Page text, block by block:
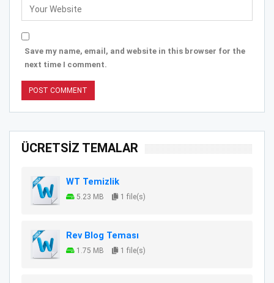
Save my name, email, and website in this browser for the
next time I comment.
ÜCRETSİZ TEMALAR
WT Temizlik
5.23 MB 1 file(s)
Rev Blog Teması
1.75 MB 1 file(s)